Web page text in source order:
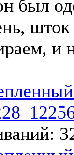
был
шток
и